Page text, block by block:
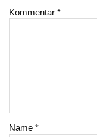
Kommentar*
Name*